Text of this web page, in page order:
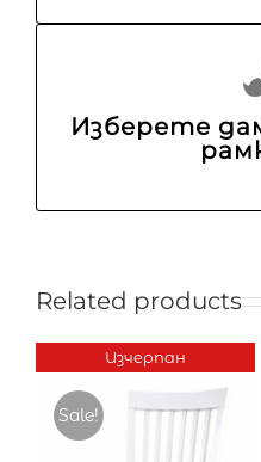
Изберете
Related products
Изчерпан
Sale!